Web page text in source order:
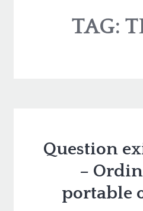
TAG:
Question
–
portable